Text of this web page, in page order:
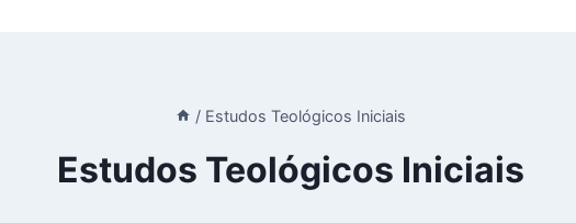
/ Estudos Teológicos Iniciais
Estudos Teológicos Iniciais